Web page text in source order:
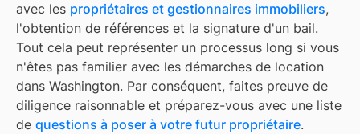
avec les propriétaires et gestionnaires immobiliers,
l'obtention de références et la signature d'un bail.
Tout cela peut représenter un processus long si vous
n'êtes pas familier avec les démarches de location
dans Washington. Par conséquent, faites preuve de
diligence raisonnable et préparez-vous avec une liste
de questions à poser à votre futur propriétaire.